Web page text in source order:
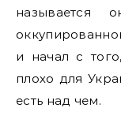
называется
и начал с
плохо для
есть над чем.